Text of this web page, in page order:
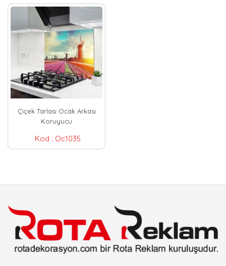
Çiçek Tarlası Ocak Arkası
Koruyucu
Kod : Oc1035